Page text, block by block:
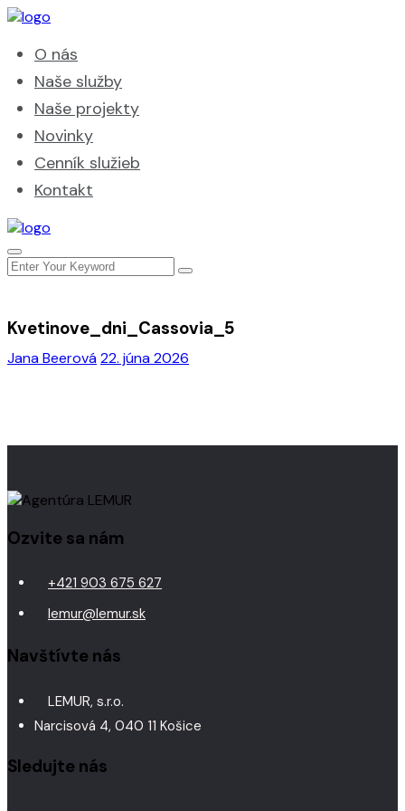
O nás
Naše služby
Naše projekty
Novinky
Cenník služieb
Kontakt
Jana Beerová22. júna 2026
Kvetinove_dni_Cassovia_5
Ozvite sa nám
+421 903 675 627
lemur@lemur.sk
Navštívte nás
LEMUR, s.r.o.
Narcisová 4, 040 11 Košice
Sledujte nás